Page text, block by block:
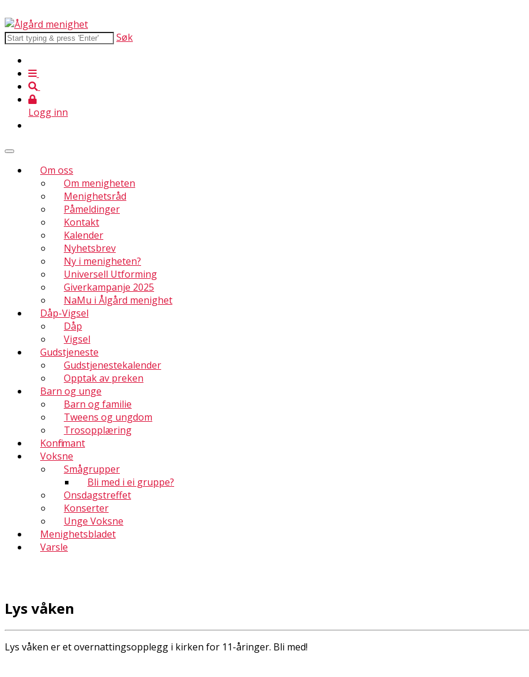
Søk
Logg inn
Om oss
Om menigheten
Menighetsråd
Påmeldinger
Kontakt
Kalender
Nyhetsbrev
Ny i menigheten?
Universell Utforming
Giverkampanje 2025
NaMu i Ålgård menighet
Dåp-Vigsel
Dåp
Vigsel
Gudstjeneste
Gudstjenestekalender
Opptak av preken
Barn og unge
Barn og familie
Tweens og ungdom
Trosopplæring
Konfirmant
Voksne
Smågrupper
Bli med i ei gruppe?
Onsdagstreffet
Konserter
Unge Voksne
Menighetsbladet
Varsle
Lys våken
Lys våken er et overnattingsopplegg i kirken for 11-åringer. Bli med!